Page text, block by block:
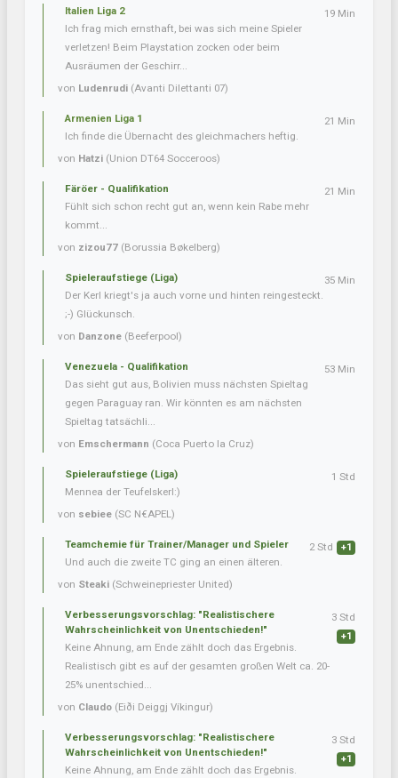
Italien Liga 2
Ich frag mich ernsthaft, bei was sich meine Spieler
verletzen! Beim Playstation zocken oder beim
Ausräumen der Geschirr...
von Ludenrudi (Avanti Dilettanti 07)
19 Min
Armenien Liga 1
Ich finde die Übernacht des gleichmachers heftig.
von Hatzi (Union DT64 Socceroos)
21 Min
Färöer - Qualifikation
Fühlt sich schon recht gut an, wenn kein Rabe mehr
kommt...
von zizou77 (Borussia Bøkelberg)
21 Min
Spieleraufstiege (Liga)
Der Kerl kriegt's ja auch vorne und hinten reingesteckt.
;-) Glückunsch.
von Danzone (Beeferpool)
35 Min
Venezuela - Qualifikation
Das sieht gut aus, Bolivien muss nächsten Spieltag
gegen Paraguay ran. Wir könnten es am nächsten
Spieltag tatsächli...
von Emschermann (Coca Puerto la Cruz)
53 Min
Spieleraufstiege (Liga)
Mennea der Teufelskerl:)
von sebiee (SC N€APEL)
1 Std
Teamchemie für Trainer/Manager und Spieler
Und auch die zweite TC ging an einen älteren.
von Steaki (Schweinepriester United)
2 Std +1
Verbesserungsvorschlag: "Realistischere
Wahrscheinlichkeit von Unentschieden!"
Keine Ahnung, am Ende zählt doch das Ergebnis.
Realistisch gibt es auf der gesamten großen Welt ca. 20-
25% unentschied...
von Claudo (Eiði Deiggj Víkingur)
3 Std
+1
Verbesserungsvorschlag: "Realistischere
Wahrscheinlichkeit von Unentschieden!"
Keine Ahnung, am Ende zählt doch das Ergebnis.
3 Std
+1